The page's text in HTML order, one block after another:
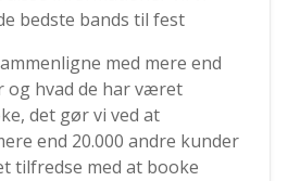
bedste bands til fest
med mere end
og hvad de har været
det gør vi ved at
end 20.000 andre kunder
tilfredse med at booke